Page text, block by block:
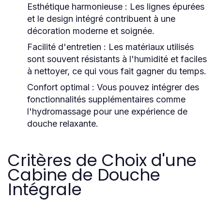
Esthétique harmonieuse : Les lignes épurées
et le design intégré contribuent à une
décoration moderne et soignée.
Facilité d'entretien : Les matériaux utilisés
sont souvent résistants à l'humidité et faciles
à nettoyer, ce qui vous fait gagner du temps.
Confort optimal : Vous pouvez intégrer des
fonctionnalités supplémentaires comme
l'hydromassage pour une expérience de
douche relaxante.
Critères de Choix d'une
Cabine de Douche
Intégrale